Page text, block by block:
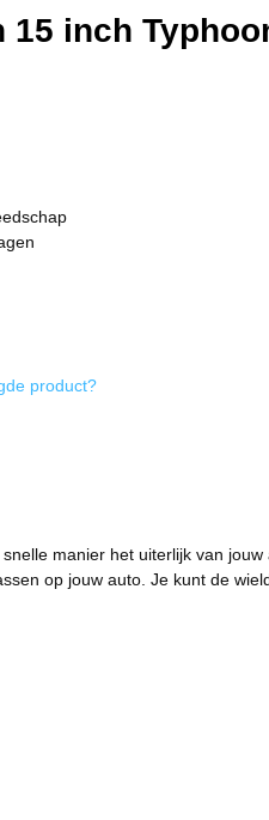
inch
product?
manier het uiterlijk van
op jouw auto. Je kunt de